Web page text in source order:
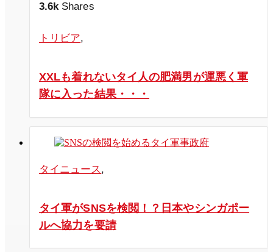
3.6kShares
トリビア,
XXLも着れないタイ人の肥満男が運悪く軍
隊に入った結果・・・
タイニュース ,
タイ軍がSNSを検閲！？日本やシンガポー
ルへ協力を要請